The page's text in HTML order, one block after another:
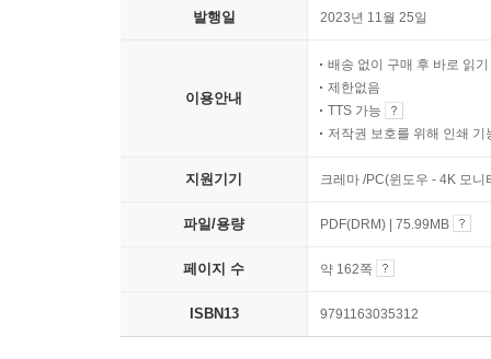
발행일 2023년 11월 25일
이용안내
배송 없이 구매 후 바로 읽기
제한없음
TTS 가능
저작권 보호를 위해 인쇄 기
지원기기 크레마 /PC(윈도우 - 4K 모
파일/용량 PDF(DRM) | 75.99MB
페이지 수 약 162쪽
ISBN13 9791163035312